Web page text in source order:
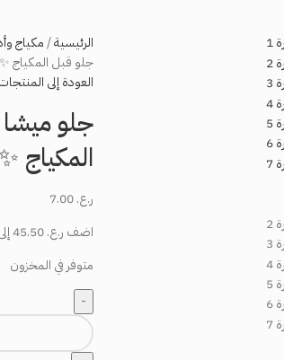
الرئيسية مكياج
جلو قبل المكياج
العودة إلى
جلو ميشا
المكياج
ر.ع.
اضف ر.ع.
متوفر في المخزون